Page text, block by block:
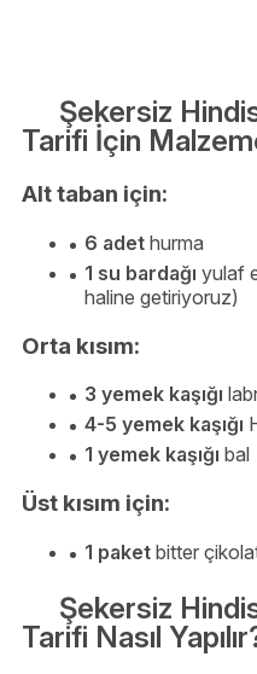
Şekersiz
Tarifi İçin
Alt taban için:
6 adet hurma
1 su bardağı yulaf
haline getiriyoruz)
Orta kısım:
3 yemek kaşığı
4-5 yemek kaşığı
1 yemek kaşığı bal
Üst kısım için:
1 paket bitter
Şekersiz
Tarifi Nasıl